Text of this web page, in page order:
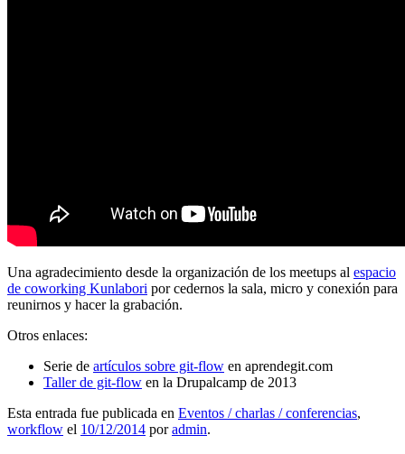
Una agradecimiento desde la organización de los meetups al espacio
de coworking Kunlabori por cedernos la sala, micro y conexión para
reunirnos y hacer la grabación.
Otros enlaces:
Serie de artículos sobre git-flow en aprendegit.com
Taller de git-flow en la Drupalcamp de 2013
Esta entrada fue publicada en Eventos / charlas / conferencias,
workflow el 10/12/2014 poradmin.